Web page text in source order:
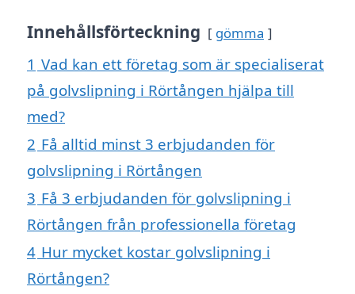
Innehållsförteckning gömma
1 Vad kan ett företag som är specialiserat
på golvslipning i Rörtången hjälpa till
med?
2 Få alltid minst 3 erbjudanden för
golvslipning i Rörtången
3 Få 3 erbjudanden för golvslipning i
Rörtången från professionella företag
4 Hur mycket kostar golvslipning i
Rörtången?